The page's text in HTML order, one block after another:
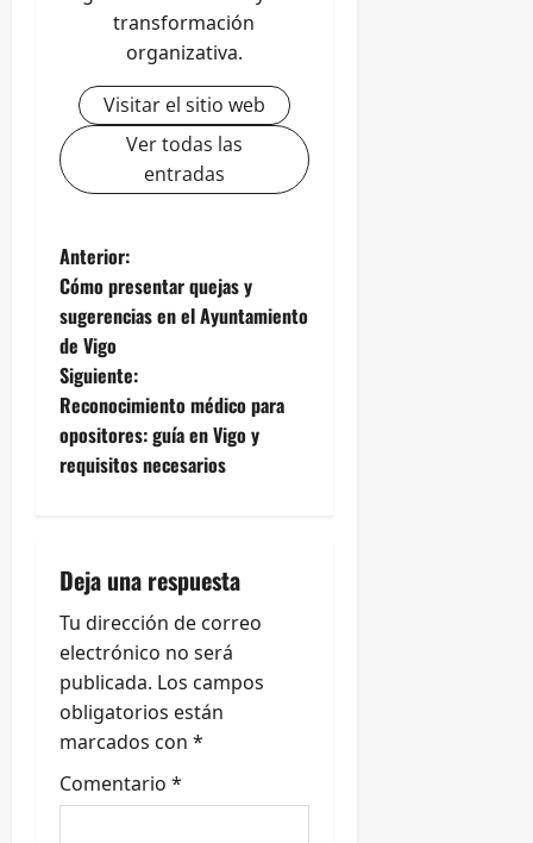
transformación
organizativa.
Visitar el sitio web
Ver todas las
entradas
N
a
v
e
g
c
i
ó
n
d
e
Anterior:
Cómo presentar quejas y
sugerencias en el Ayuntamiento
de Vigo
Siguiente:
Reconocimiento médico para
opositores: guía en Vigo y
requisitos necesarios
Deja una respuesta
Tu dirección de correo
electrónico no será
publicada. Los campos
obligatorios están
marcados con *
Comentario *